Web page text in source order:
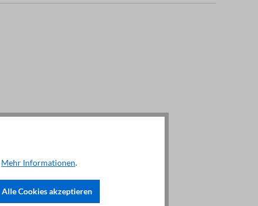
Mehr Informationen.
Alle Cookies akzeptieren